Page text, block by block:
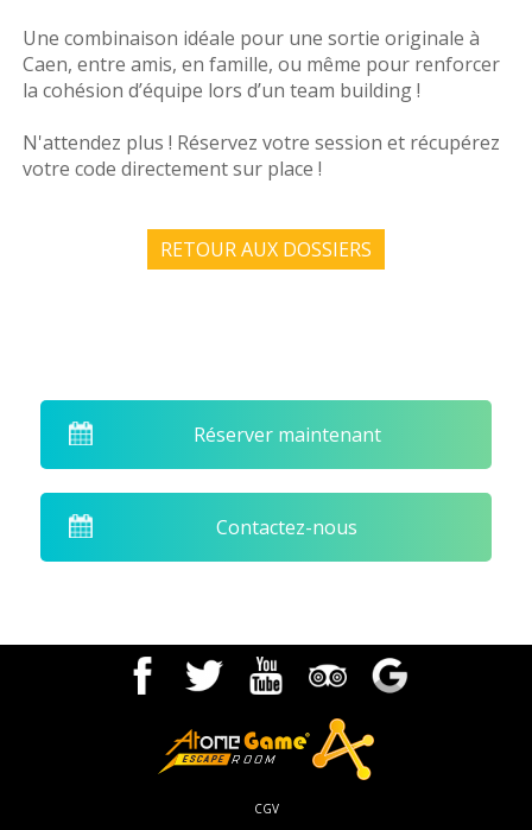
Faq
Tarifs
Blog
Actus
Une combinaison idéale pour une sortie originale à
Caen, entre amis, en famille, ou même pour renforcer
la cohésion d’équipe lors d’un team building !
N'attendez plus ! Réservez votre session et récupérez
votre code directement sur place !
RETOUR AUX DOSSIERS
Réserver maintenant
Contactez-nous
CGV